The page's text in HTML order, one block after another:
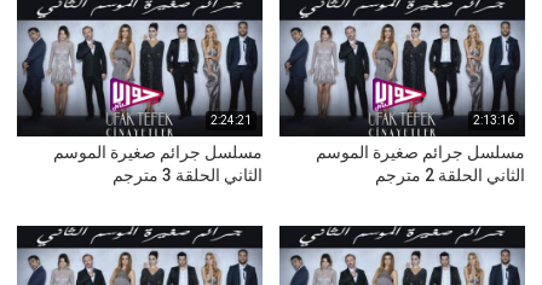
2:13:16
مسلسل جرائم صغيرة الموسم
الثاني الحلقة 2 مترجم
2:24:21
مسلسل جرائم صغيرة الموسم
الثاني الحلقة 3 مترجم